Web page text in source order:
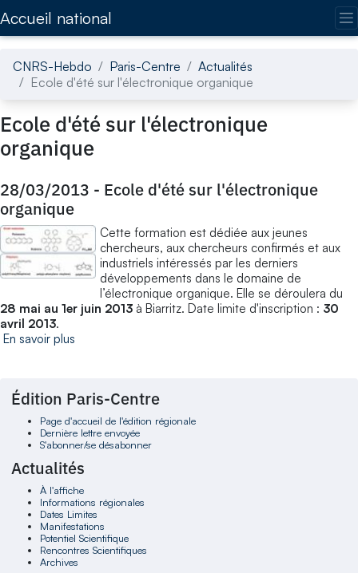
Accueil national
CNRS-Hebdo Paris-Centre
Actualités
Ecole d'été sur l'électronique organique
Ecole d'été sur l'électronique
organique
28/03/2013 - Ecole d'été sur l'électronique
organique
Cette formation est dédiée aux jeunes
chercheurs, aux chercheurs confirmés et aux
industriels intéressés par les derniers
développements dans le domaine de
l’électronique organique. Elle se déroulera du
28 mai au 1er juin 2013 à Biarritz. Date limite d'inscription : 30
avril 2013.
En savoir plus
Édition Paris-Centre
Page d'accueil de l'édition régionale
Dernière lettre envoyée
S'abonner/se désabonner
Actualités
À l'affiche
Informations régionales
Dates Limites
Manifestations
Potentiel Scientifique
Rencontres Scientifiques
Archives